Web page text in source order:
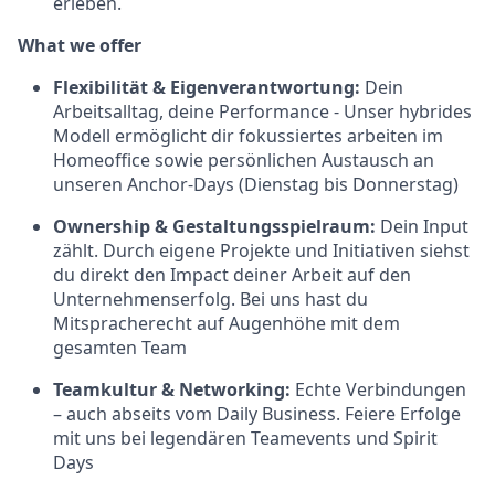
What we offer
Flexibilität & Eigenverantwortung: Dein
Arbeitsalltag, deine Performance - Unser hybrides
Modell ermöglicht dir fokussiertes arbeiten im
Homeoffice sowie persönlichen Austausch an
unseren Anchor-Days (Dienstag bis Donnerstag)
Ownership & Gestaltungsspielraum: Dein Input
zählt. Durch eigene Projekte und Initiativen siehst
du direkt den Impact deiner Arbeit auf den
Unternehmenserfolg. Bei uns hast du
Mitspracherecht auf Augenhöhe mit dem
gesamten Team
Teamkultur & Networking: Echte Verbindungen
– auch abseits vom Daily Business. Feiere Erfolge
mit uns bei legendären Teamevents und Spirit
Days